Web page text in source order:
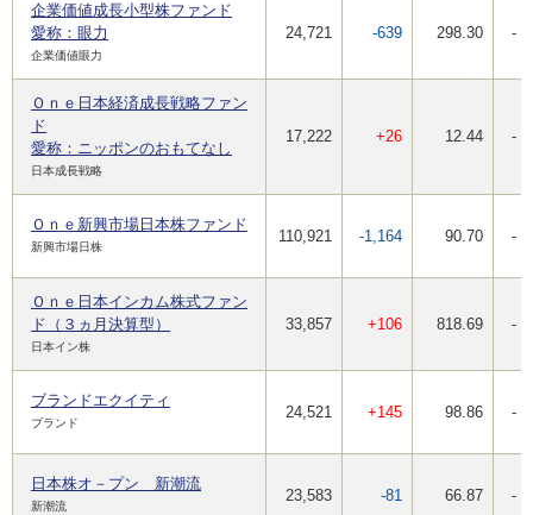
企業価値成長小型株ファンド
愛称：眼力
企業価値眼力
24,721 -639 298.30 -
Ｏｎｅ日本経済成長戦略ファン
ド
愛称：ニッポンのおもてなし
日本成長戦略
17,222 +26 12.44 -
Ｏｎｅ新興市場日本株ファンド
新興市場日株
110,921 -1,164 90.70 -
Ｏｎｅ日本インカム株式ファン
ド（３ヵ月決算型）
日本イン株
33,857 +106 818.69 -
ブランドエクイティ
ブランド
24,521 +145 98.86 -
日本株オ－プン 新潮流
新潮流
23,583 -81 66.87 -